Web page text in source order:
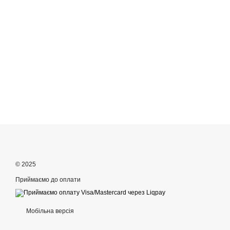
© 2025
Приймаємо до оплати
Мобільна версія